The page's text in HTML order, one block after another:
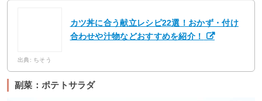
カツ丼に合う献立レシピ22選！おかず・付け
合わせや汁物などおすすめを紹介！
出典: ちそう
副菜：ポテトサラダ